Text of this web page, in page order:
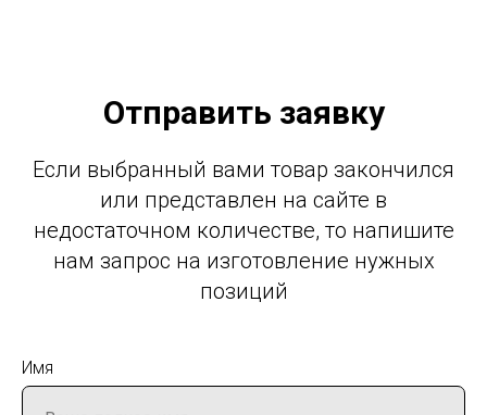
Отправить заявку
Если выбранный вами товар закончился
или представлен на сайте в
недостаточном количестве, то напишите
нам запрос на изготовление нужных
позиций
Имя